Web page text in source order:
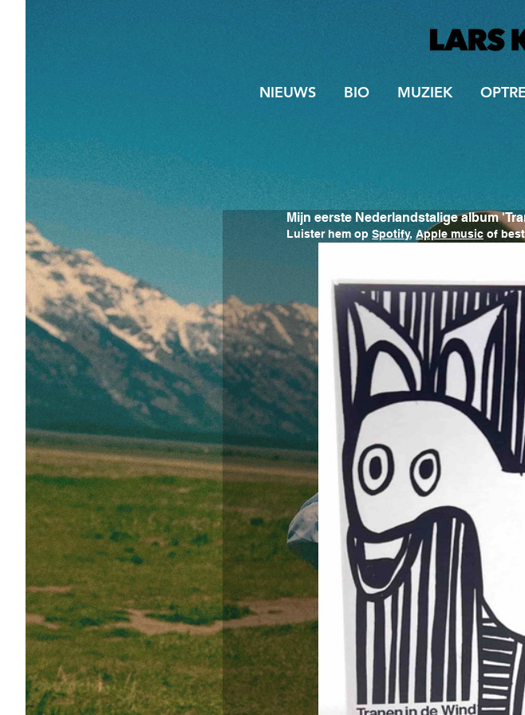
NIEUWS BIO MUZIEK
Mijn eerste Nederlandstalige album
Luister hem op Spotify, Apple music of